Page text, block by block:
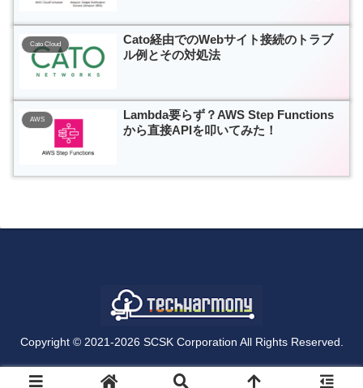
Cato Cloud
Cato経由でのWebサイト接続のトラブ
ル例とその対処法
AWS
Lambda要らず？AWS Step Functions
から直接APIを叩いてみた！
Copyright © 2021-2026 SCSK Corporation All Rights Reserved.